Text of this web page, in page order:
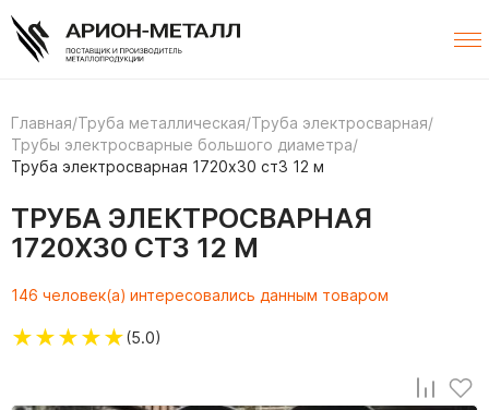
Главная/Труба металлическая/Труба электросварная/
Трубы электросварные большого диаметра/
Труба электросварная 1720х30 ст3 12 м
ТРУБА ЭЛЕКТРОСВАРНАЯ
1720Х30 СТ3 12 М
146 человек(а) интересовались данным товаром
★★★★★(5.0)